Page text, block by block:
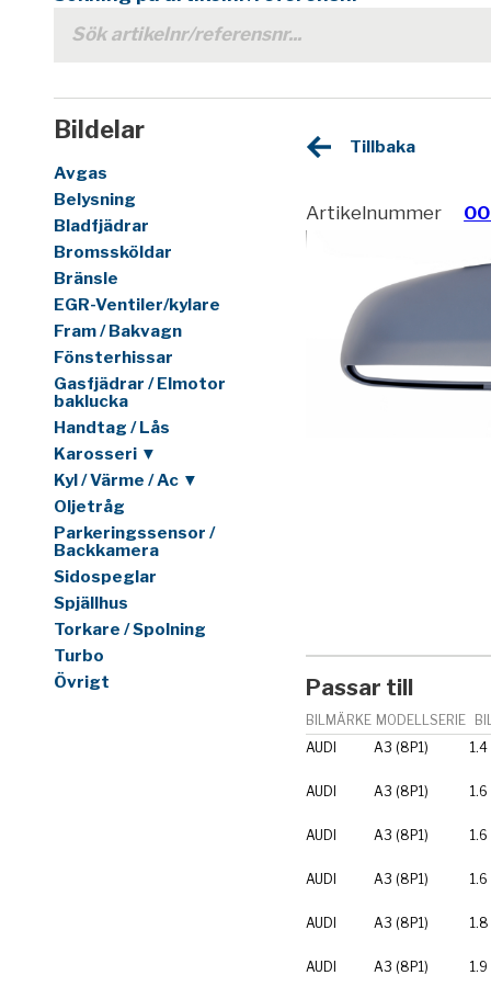
Bildelar
Avgas
Belysning
Bladfjädrar
Bromssköldar
Bränsle
EGR-Ventiler/kylare
Fram / Bakvagn
Fönsterhissar
Gasfjädrar / Elmotor
baklucka
Handtag / Lås
Karosseri ▼
Kyl / Värme / Ac ▼
Oljetråg
Parkeringssensor /
Backkamera
Sidospeglar
Spjällhus
Torkare / Spolning
Turbo
Övrigt
Tillbaka
Artikelnummer
Passar till
BILMÄRKE MODELLSERIE
AUDI
A3 (8P1) 1.4
AUDI A3 (8P1) 1.6
AUDI A3 (8P1) 1.6
AUDI A3 (8P1) 1.6
AUDI A3 (8P1) 1.8
AUDI A3 (8P1) 1.9